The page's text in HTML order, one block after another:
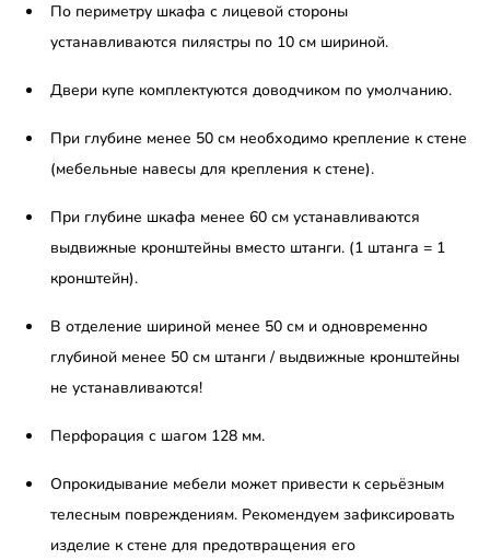
По периметру шкафа с лицевой стороны
устанавливаются пилястры по 10 см шириной.
Двери купе комплектуются доводчиком по умолчанию.
При глубине менее 50 см необходимо крепление к стене
(мебельные навесы для крепления к стене).
При глубине шкафа менее 60 см устанавливаются
выдвижные кронштейны вместо штанги. (1 штанга = 1
кронштейн).
В отделение шириной менее 50 см и одновременно
глубиной менее 50 см штанги / выдвижные кронштейны
не устанавливаются!
Перфорация с шагом 128 мм.
Опрокидывание мебели может привести к серьёзным
телесным повреждениям. Рекомендуем зафиксировать
изделие к стене для предотвращения его